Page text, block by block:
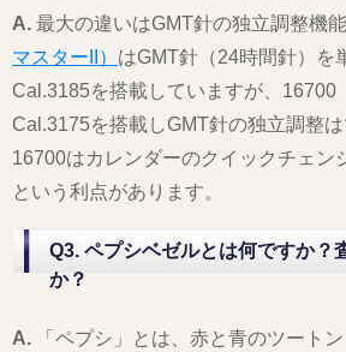
A. 最大の違いはGMT針の独立調整機能
マスターII） はGMT針（24時間針）を
Cal.3185を搭載していますが、16700
Cal.3175を搭載しGMT針の独立調整は
16700はカレンダーのクイックチェン
という利点があります。
Q3. ペプシベゼルとは何ですか？
か？
A. 「ペプシ」とは、赤と青のツート